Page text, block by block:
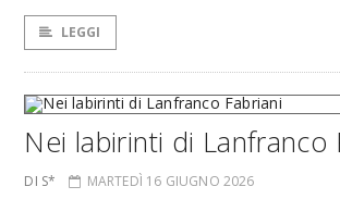
LEGGI
Nei labirinti di Lanfranco
DI S* MARTEDÌ 16 GIUGNO 2026